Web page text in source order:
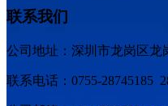
联系我们
公司地址：深圳市龙岗区龙
联系电话：0755-28745185